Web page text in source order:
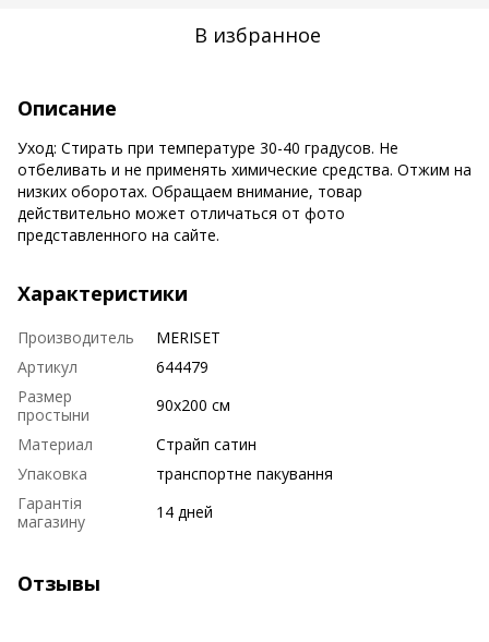
В избранное
Описание
Уход: Стирать при температуре 30-40 градусов. Не
отбеливать и не применять химические средства. Отжим на
низких оборотах. Обращаем внимание, товар
действительно может отличаться от фото
представленного на сайте.
Характеристики
Производитель
MERISET
Артикул
644479
Размер
простыни
90х200 см
Материал
Страйп сатин
Упаковка
транспортне пакування
Гарантія
магазину
14 дней
Отзывы